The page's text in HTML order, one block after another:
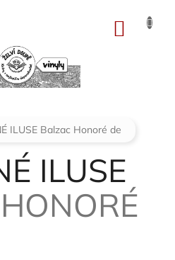
ILUSE Balzac Honoré de
ILUSE